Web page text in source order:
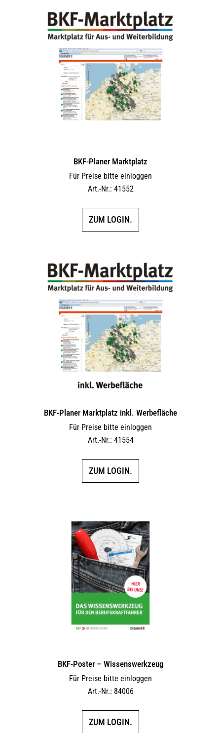
BKF-Planer Marktplatz
Für Preise bitte einloggen
Art.-Nr.: 41552
ZUM LOGIN.
BKF-Planer Marktplatz inkl. Werbefläche
Für Preise bitte einloggen
Art.-Nr.: 41554
ZUM LOGIN.
BKF-Poster – Wissenswerkzeug
Für Preise bitte einloggen
Art.-Nr.: 84006
ZUM LOGIN.